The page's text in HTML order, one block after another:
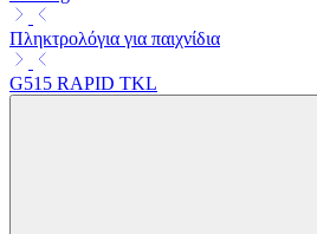
Πληκτρολόγια για παιχνίδια
G515 RAPID TKL